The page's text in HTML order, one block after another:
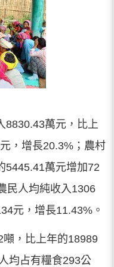
8830.43萬元，比上
，增長20.3%；農村
5445.41萬元增加72
民人均純收入1306
元，增長11.43%。
，比上年的18989
均占有糧食293公